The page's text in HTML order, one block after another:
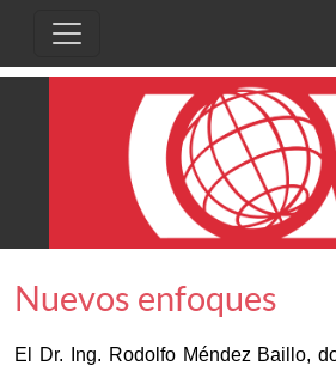
Nuevos enfoques
El Dr. Ing. Rodolfo Méndez Baillo,